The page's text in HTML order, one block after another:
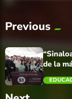
Previous
de la